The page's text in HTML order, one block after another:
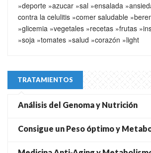
»deporte »azucar »sal »ensalada
contra la celulitis »comer saludable
»glicemia »vegetales »recetas »frutas
»soja »tomates »salud »corazón »light
TRATAMIENTOS
Análisis del Genoma y Nutrición
Consigue un Peso óptimo y